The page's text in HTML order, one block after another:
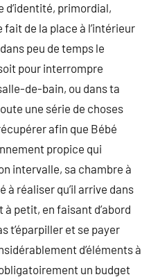
d’identité, primordial,
de la place à l’intérieur
peu de temps le
pour interrompre
de-bain, ou dans ta
une série de choses
afin que Bébé
propice qui
intervalle, sa chambre à
à réaliser qu’il arrive dans
petit, en faisant d’abord
t’éparpiller et se payer
d’éléments à
un budget